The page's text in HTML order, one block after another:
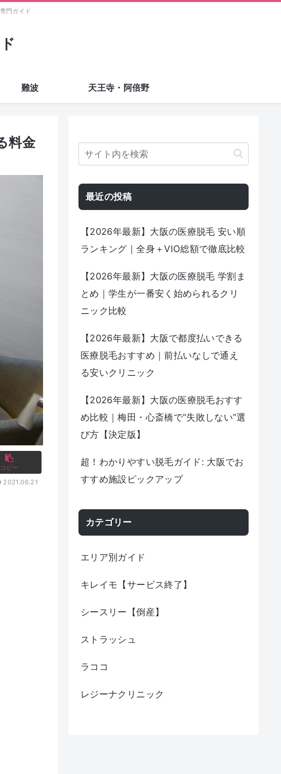
門ガイド
難波 天王寺・阿倍野
料金
コピー
2021.06.21
最近の投稿
【2026年最新】大阪の医療脱毛 安い順
ランキング｜全身＋VIO総額で徹底比較
【2026年最新】大阪の医療脱毛 学割ま
とめ｜学生が一番安く始められるクリ
ニック比較
【2026年最新】大阪で都度払いできる
医療脱毛おすすめ｜前払いなしで通え
る安いクリニック
【2026年最新】大阪の医療脱毛おすす
め比較｜梅田・心斎橋で“失敗しない”選
び方【決定版】
超！わかりやすい脱毛ガイド: 大阪でお
すすめ施設ピックアップ
カテゴリー
エリア別ガイド
キレイモ【サービス終了】
シースリー【倒産】
ストラッシュ
ラココ
レジーナクリニック